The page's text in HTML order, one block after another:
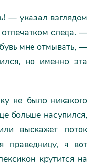
— указал взглядом
следа. —
мне отмывать, —
но именно эта
не было никакого
больше насупился,
выскажет поток
праведницу, я вот
крутится на